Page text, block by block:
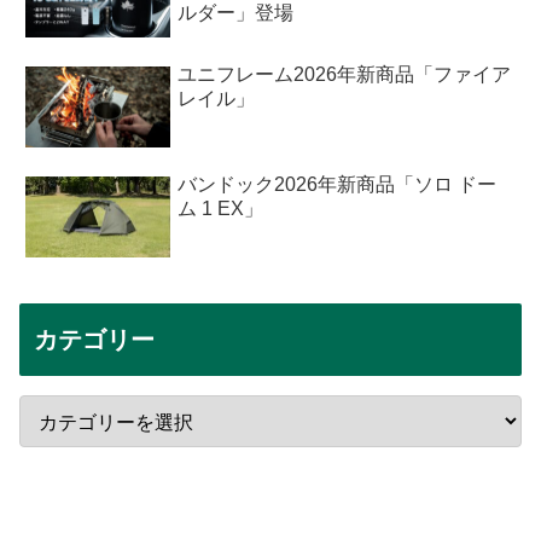
ルダー」登場
ユニフレーム2026年新商品「ファイア
レイル」
バンドック2026年新商品「ソロ ドー
ム 1 EX」
カテゴリー